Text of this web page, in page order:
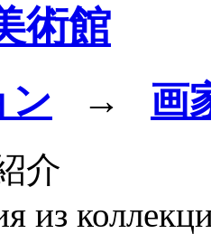
術館
ン → 画
介
из